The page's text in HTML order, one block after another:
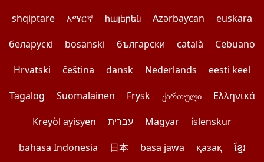
shqiptare
አማርኛ հայերեն Azərbaycan
euskara
беларускі
bosanski български català
Cebuano
Hrvatski
čeština dansk Nederlands
eesti keel
Tagalog
Suomalainen Frysk ქართული
Ελληνικά
Kreyòl ayisyen
עִברִית Magyar
íslenskur
bahasa Indonesia
日本 basa jawa қазақ ខ្មែរ